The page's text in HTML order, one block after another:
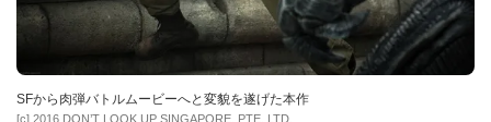
SFから肉弾バトルムービーへと変貌を遂げた本作
[c] 2016 DON’T LOOK UP SINGAPORE, PTE. LTD.